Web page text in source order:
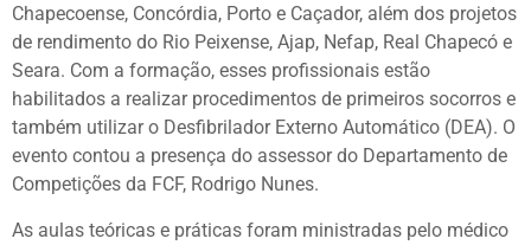
Chapecoense, Concórdia, Porto e Caçador, além dos projetos
de rendimento do Rio Peixense, Ajap, Nefap, Real Chapecó e
Seara. Com a formação, esses profissionais estão
habilitados a realizar procedimentos de primeiros socorros e
também utilizar o Desfibrilador Externo Automático (DEA). O
evento contou a presença do assessor do Departamento de
Competições da FCF, Rodrigo Nunes.
As aulas teóricas e práticas foram ministradas pelo médico